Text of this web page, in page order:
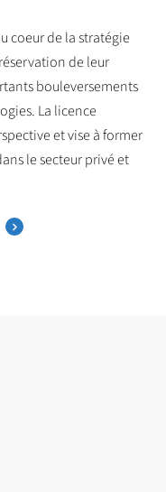
coeur de la stratégie
de leur
bouleversements
La licence
et vise à former
le secteur privé et